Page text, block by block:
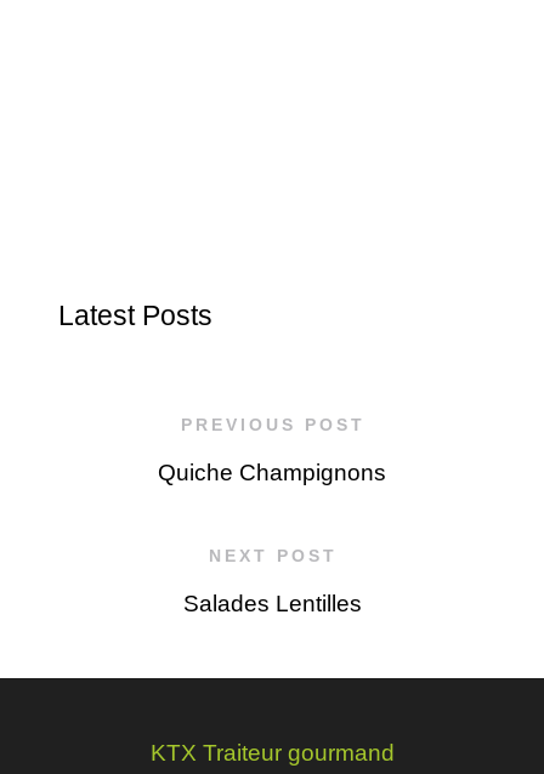
Latest Posts
PREVIOUS POST
Quiche Champignons
NEXT POST
Salades Lentilles
KTX Traiteur gourmand